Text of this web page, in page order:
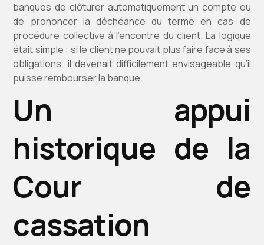
banques de clôturer automatiquement un compte ou
de prononcer la déchéance du terme en cas de
procédure collective à l’encontre du client. La logique
était simple : si le client ne pouvait plus faire face à ses
obligations, il devenait difficilement envisageable qu’il
puisse rembourser la banque.
Un appui
historique de la
Cour de
cassation